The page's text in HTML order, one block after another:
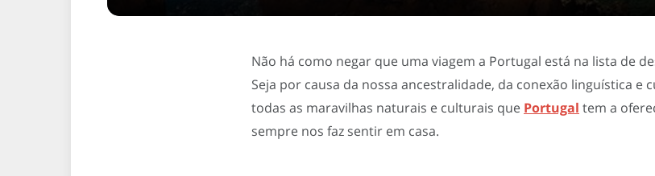
Não há como negar que uma viagem a Portugal está na lista de
Seja por causa da nossa ancestralidade, da conexão linguística e
todas as maravilhas naturais e culturais que Portugal tem a
sempre nos faz sentir em casa.